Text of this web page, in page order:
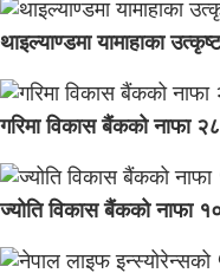
थाइल्याण्डमा यामाहाका
गरिमा विकास बैंकको नाफा
ज्योति विकास बैंकको नाफा